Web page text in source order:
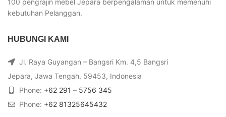
kebutuhan Pelanggan.
HUBUNGI KAMI
Jl. Raya Guyangan – Bangsri Km. 4,5 Bangsri
Jepara, Jawa Tengah, 59453, Indonesia
Phone: +62 291 – 5756 345
Phone: +62 81325645432